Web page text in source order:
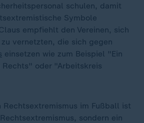
schulen, damit
Symbole
empfiehlt den Vereinen, sich
vernetzten, die sich gegen
einsetzen wie zum Beispiel "Ein
Rechts" oder "Arbeitskreis
Rechtsextremismus im Fußball ist
sondern ein